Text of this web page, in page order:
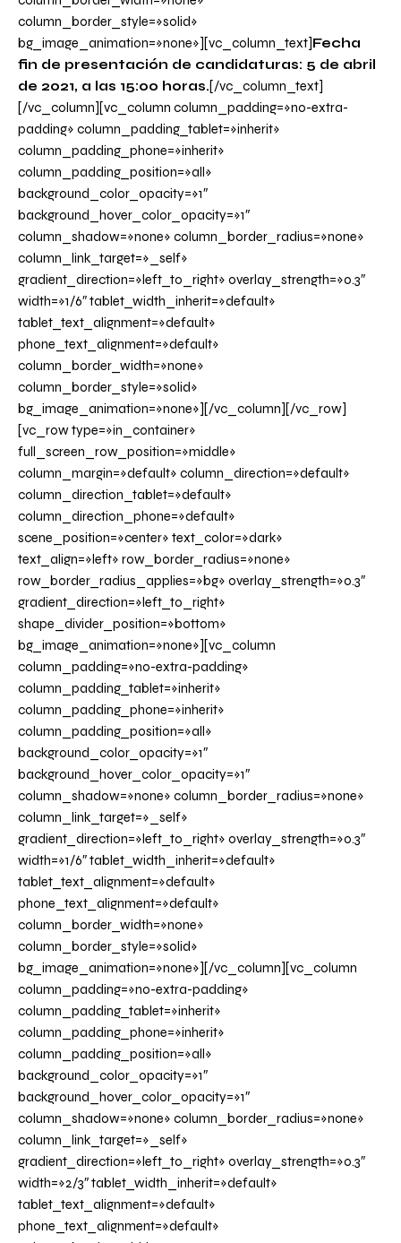
column_border_style=»solid»
bg_image_animation=»none»][vc_column_text]Fecha
fin de presentación de candidaturas: 5 de abril
de 2021, a las 15:00 horas.[/vc_column_text]
[/vc_column][vc_column column_padding=»no-extra-
padding» column_padding_tablet=»inherit»
column_padding_phone=»inherit»
column_padding_position=»all»
background_color_opacity=»1″
background_hover_color_opacity=»1″
column_shadow=»none» column_border_radius=»none»
column_link_target=»_self»
gradient_direction=»left_to_right» overlay_strength=»0.3″
width=»1/6″ tablet_width_inherit=»default»
tablet_text_alignment=»default»
phone_text_alignment=»default»
column_border_width=»none»
column_border_style=»solid»
bg_image_animation=»none»][/vc_column][/vc_row]
[vc_row type=»in_container»
full_screen_row_position=»middle»
column_margin=»default» column_direction=»default»
column_direction_tablet=»default»
column_direction_phone=»default»
scene_position=»center» text_color=»dark»
text_align=»left» row_border_radius=»none»
row_border_radius_applies=»bg» overlay_strength=»0.3″
gradient_direction=»left_to_right»
shape_divider_position=»bottom»
bg_image_animation=»none»][vc_column
column_padding=»no-extra-padding»
column_padding_tablet=»inherit»
column_padding_phone=»inherit»
column_padding_position=»all»
background_color_opacity=»1″
background_hover_color_opacity=»1″
column_shadow=»none» column_border_radius=»none»
column_link_target=»_self»
gradient_direction=»left_to_right» overlay_strength=»0.3″
width=»1/6″ tablet_width_inherit=»default»
tablet_text_alignment=»default»
phone_text_alignment=»default»
column_border_width=»none»
column_border_style=»solid»
bg_image_animation=»none»][/vc_column][vc_column
column_padding=»no-extra-padding»
column_padding_tablet=»inherit»
column_padding_phone=»inherit»
column_padding_position=»all»
background_color_opacity=»1″
background_hover_color_opacity=»1″
column_shadow=»none» column_border_radius=»none»
column_link_target=»_self»
gradient_direction=»left_to_right» overlay_strength=»0.3″
width=»2/3″ tablet_width_inherit=»default»
tablet_text_alignment=»default»
phone_text_alignment=»default»